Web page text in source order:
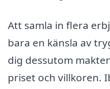
Att samla in flera
bara en känsla av
dig dessutom
priset och villkoren.